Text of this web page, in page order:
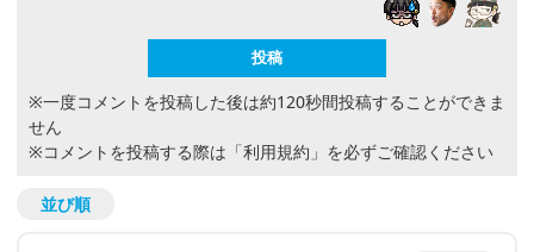
※一度コメントを投稿した後は約120秒間投稿することができま
せん
※コメントを投稿する際は 「利用規約」 を必ずご確認ください
並び順